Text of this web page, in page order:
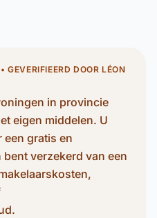
GEVERIFIEERD DOOR LÉON
in provincie
eigen middelen. U
gratis en
verzekerd van een